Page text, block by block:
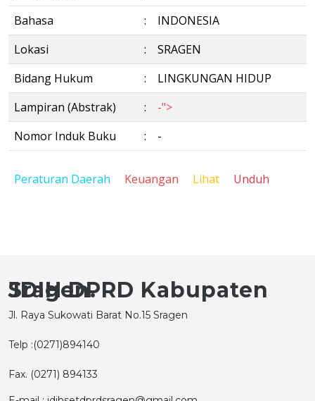
Bahasa
:
INDONESIA
Lokasi
:
SRAGEN
Bidang Hukum
:
LINGKUNGAN HIDUP
Lampiran (Abstrak)
:
-">
Nomor Induk Buku
: -
Peraturan Daerah Keuangan Lihat Unduh
JDIH DPRD Kabupaten Sragen.
Jl. Raya Sukowati Barat No.15 Sragen
Telp :(0271)894140
Fax. (0271) 894133